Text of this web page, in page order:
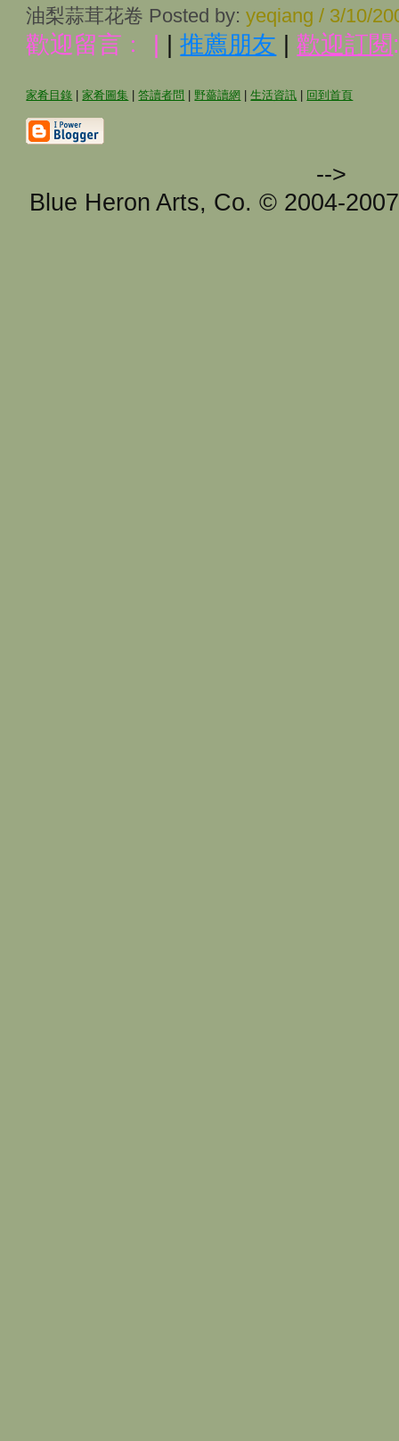
油梨蒜茸花卷 Posted by:yeqiang / 3/10/
歡迎留言﹕ | |推薦朋友 |歡迎訂閱
家肴目錄 |家肴圖集 |答讀者問 野薔讀網 |生活資訊 回到首頁
-->
Blue Heron Arts, Co. © 2004-